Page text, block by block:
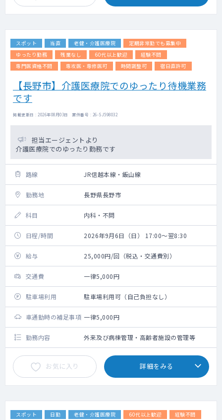
スポット 当直 老健・介護医療院
定期非常勤でも募集中
ゆったり勤務
残業なし 60代以上歓迎
経験不問
専門医資格不問
専攻医・専修医可 時間調整可 宿日直許可
【長野市】介護医療院でのゆったり待機業務
です
掲載更新日 : 2026年08月03日 案件番号 : 26-SJ598032
担当エージェントより
介護医療院でのゆったり勤務です
路線 JR信越本線・飯山線
勤務地 長野県長野市
科目 内科・不問
日程/時間 2026年9月6日（日） 17:00～翌8:30
給与 25,000円/回（税込・交通費別）
交通費 一律5,000円
駐車場利用 駐車場利用可（自己負担なし）
車通勤時の補足事項 一律5,000円
勤務内容 外来及び病棟管理・高齢者施設の管理等
お気に入り 詳細をみる
スポット 日勤 老健・介護医療院 60代以上歓迎
経験不問